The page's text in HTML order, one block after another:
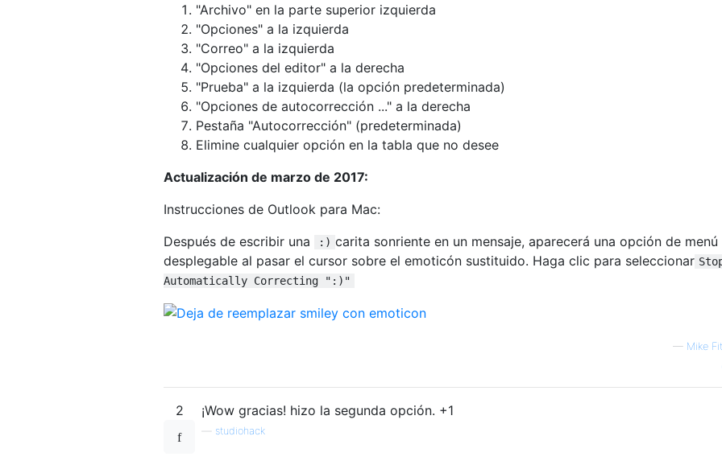
"Archivo" en la parte superior izquierda
"Opciones" a la izquierda
"Correo" a la izquierda
"Opciones del editor" a la derecha
"Prueba" a la izquierda (la opción predeterminada)
"Opciones de autocorrección ..." a la derecha
Pestaña "Autocorrección" (predeterminada)
Elimine cualquier opción en la tabla que no desee
Actualización de marzo de 2017:
Instrucciones de Outlook para Mac:
Después de escribir una
:) carita sonriente en un mensaje, aparecerá una opción de menú
desplegable al pasar el cursor sobre el emoticón sustituido. Haga clic para seleccionar
Automatically Correcting ":)"
— Mike
2 ¡Wow gracias! hizo la segunda opción. +1
studiohack